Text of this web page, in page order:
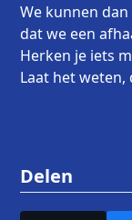
We kunnen
dat we een
Herken je iets
Laat het weten,
Delen